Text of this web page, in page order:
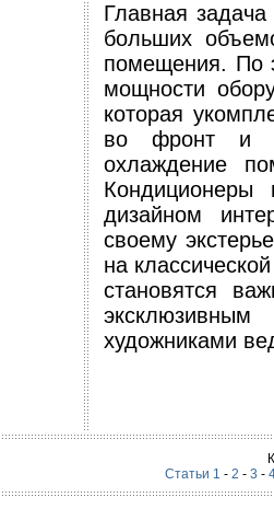
Главная
больших
помещения. По
мощности
которая
во фронт и
охлаждение
Кондиционеры
дизайном
своему
на
становятся
художниками
Статьи 1 - 2 - 3 -